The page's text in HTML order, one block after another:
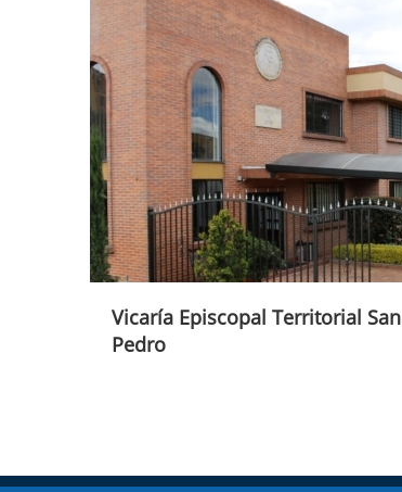
Vicaría Episcopal Territorial San
Pedro